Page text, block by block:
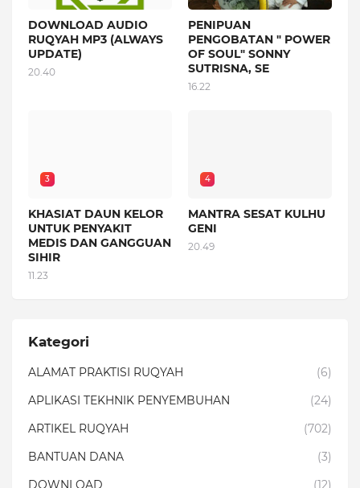
DOWNLOAD AUDIO
RUQYAH MP3 (ALWAYS
UPDATE)
20.40
PENIPUAN
PENGOBATAN " POWER
OF SOUL" SONNY
SUTRISNA, SE
16.22
3
KHASIAT DAUN KELOR
UNTUK PENYAKIT
MEDIS DAN GANGGUAN
SIHIR
11.23
4
MANTRA SESAT KULHU
GENI
20.49
Kategori
ALAMAT PRAKTISI RUQYAH
(6)
APLIKASI TEKHNIK PENYEMBUHAN
(24)
ARTIKEL RUQYAH
(702)
BANTUAN DANA
(3)
DOWNLOAD
(12)